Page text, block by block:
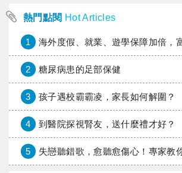
熱門點閱 Hot Articles
1 海外度假、就業、遊學保障加倍，富邦產險「一期逐夢」專案
2 糖尿病患的足部保健
3 孩子遇校霸霸凌，家長如何解圍？
4 到醫院探視腎友，送什麼禮才好？
5 失戀聽錯歌，愈聽愈傷心！專家教